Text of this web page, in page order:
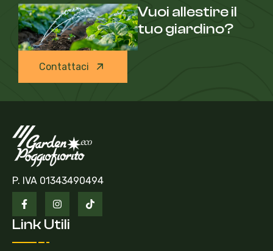
Vuoi allestire il
tuo giardino?
Contattaci
P. IVA 01343490494
Link Utili